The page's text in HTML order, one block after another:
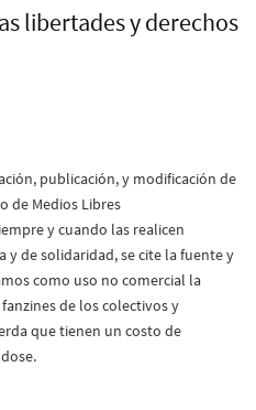
libertades y derechos
publicación, y modificación de
de Medios Libres
y cuando las realicen
y de solidaridad, se cite la fuente y
como uso no comercial la
de los colectivos y
que tienen un costo de